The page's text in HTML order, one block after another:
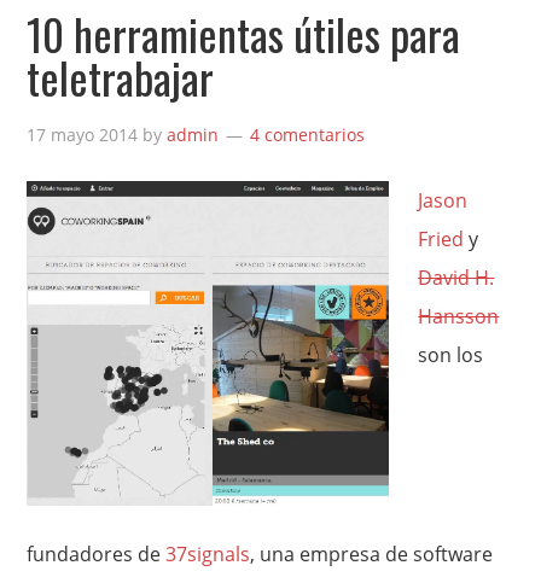
10 herramientas útiles para
teletrabajar
17 mayo 2014 byadmin 4 comentarios
Jason
Fried y
David H.
Hansson
son los
fundadores de37signals, una empresa de software